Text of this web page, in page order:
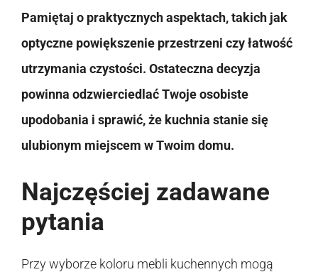
Pamiętaj o praktycznych aspektach, takich jak
optyczne powiększenie przestrzeni czy łatwość
utrzymania czystości. Ostateczna decyzja
powinna odzwierciedlać Twoje osobiste
upodobania i sprawić, że kuchnia stanie się
ulubionym miejscem w Twoim domu.
Najczęściej zadawane
pytania
Przy wyborze koloru mebli kuchennych mogą